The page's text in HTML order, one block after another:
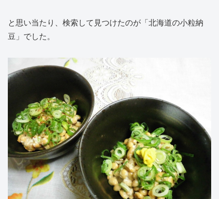
と思い当たり、検索して見つけたのが「北海道の小粒納
豆」でした。